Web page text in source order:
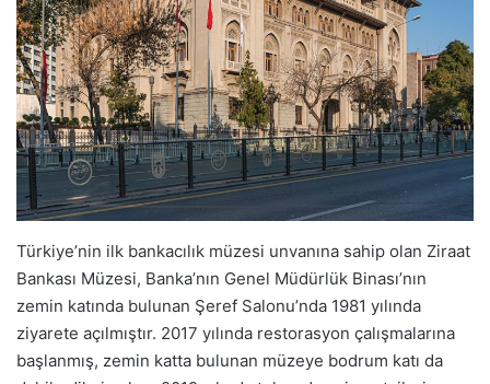
Türkiye’nin ilk bankacılık müzesi unvanına sahip olan Ziraat
Bankası Müzesi, Banka’nın Genel Müdürlük Binası’nın
zemin katında bulunan Şeref Salonu’nda 1981 yılında
ziyarete açılmıştır. 2017 yılında restorasyon çalışmalarına
başlanmış, zemin katta bulunan müzeye bodrum katı da